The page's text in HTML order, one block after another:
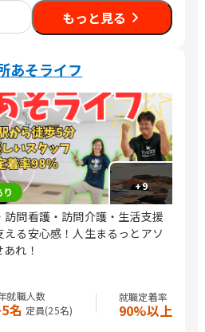
もっと見る
あそライフ
+9
問看護・訪問介護・生活支援
る安心感！人生まるっとアソ
れ！
就職人数
名 定員(25名)
就職定着率
90%以上